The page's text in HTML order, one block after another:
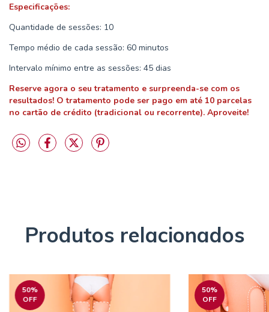
Especificações:
Quantidade de sessões: 10
Tempo médio de cada sessão: 60 minutos
Intervalo mínimo entre as sessões: 45 dias
Reserve agora o seu tratamento e surpreenda-se com os
resultados! O tratamento pode ser pago em até 10 parcelas
no cartão de crédito (tradicional ou recorrente). Aproveite!
Produtos relacionados
50%
OFF
50%
OFF